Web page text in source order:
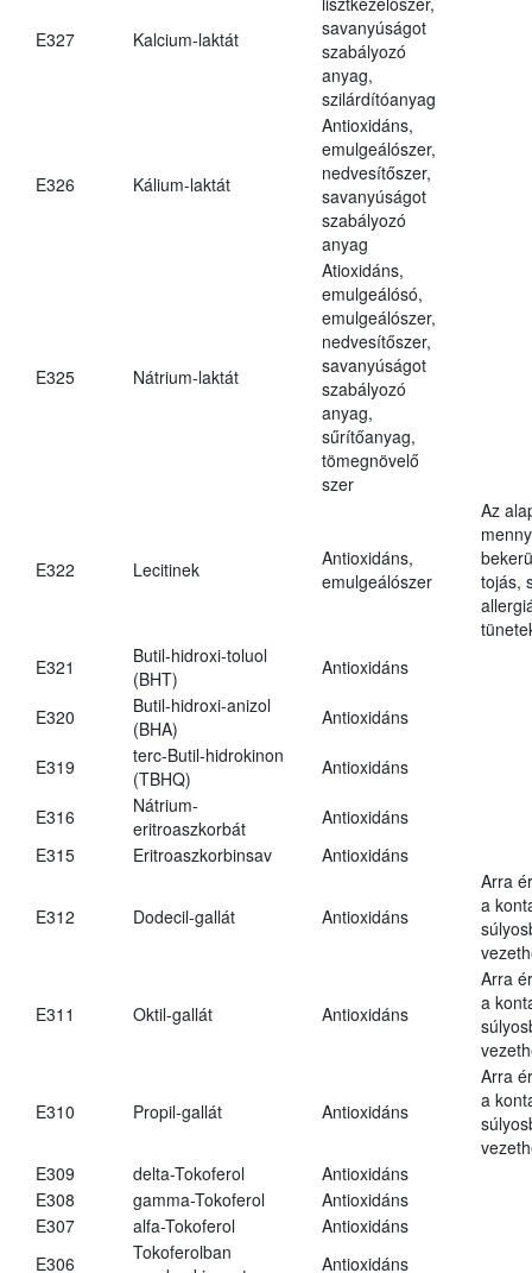
E327 Kalcium-laktát
savanyúságot
szabályozó
anyag,
szilárdítóanyag
E326 Kálium-laktát
Antioxidáns,
emulgeálószer,
nedvesítőszer,
savanyúságot
szabályozó
anyag
E325 Nátrium-laktát
Atioxidáns,
emulgeálósó,
emulgeálószer,
nedvesítőszer,
savanyúságot
szabályozó
anyag,
sűrítőanyag,
tömegnövelő
szer
E322 Lecitinek
Antioxidáns,
emulgeálószer
Az
tojás,
E321
Butil-hidroxi-toluol
(BHT)
Antioxidáns
E320
Butil-hidroxi-anizol
(BHA)
Antioxidáns
E319
terc-Butil-hidrokinon
(TBHQ)
Antioxidáns
E316
Nátrium-
eritroaszkorbát
Antioxidáns
E315
Eritroaszkorbinsav Antioxidáns
E312 Dodecil-gallát Antioxidáns
Arra
a
E311 Oktil-gallát Antioxidáns
Arra
a
E310 Propil-gallát Antioxidáns
Arra
a
E309
delta-Tokoferol
Antioxidáns
E308
gamma-Tokoferol
Antioxidáns
E307
alfa-Tokoferol
Antioxidáns
E306
Tokoferolban
Antioxidáns